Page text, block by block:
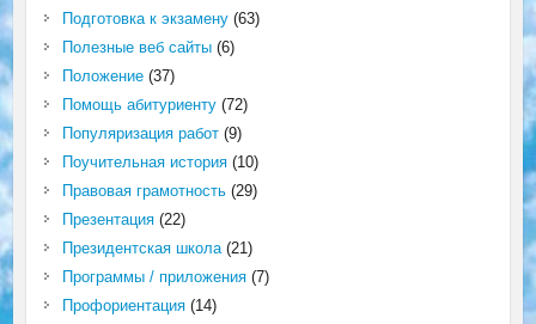
Подготовка к экзамену(63)
Полезные веб сайты(6)
Положение(37)
Помощь абитуриенту(72)
Популяризация работ(9)
Поучительная история(10)
Правовая грамотность(29)
Презентация(22)
Президентская школа(21)
Программы / приложения(7)
Профориентация(14)